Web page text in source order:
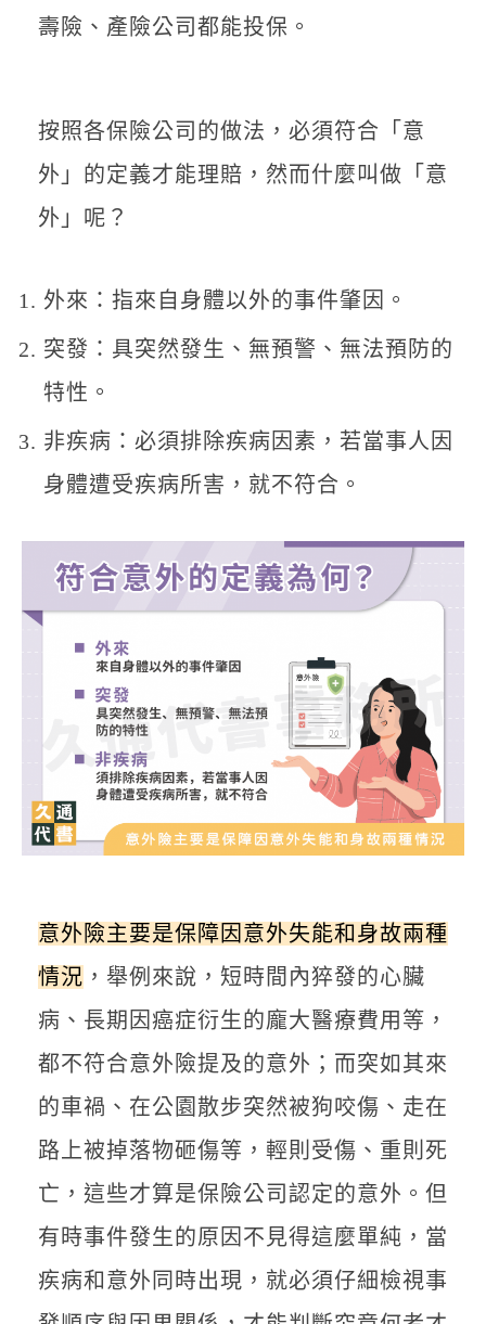
壽險、產險公司都能投保。
按照各保險公司的做法，必須符合「意
外」的定義才能理賠，然而什麼叫做「意
外」呢？
外來：指來自身體以外的事件肇因。
突發：具突然發生、無預警、無法預防的
特性。
非疾病：必須排除疾病因素，若當事人因
身體遭受疾病所害，就不符合。
意外險主要是保障因意外失能和身故兩種
情況 ，舉例來說，短時間內猝發的心臟
病、長期因癌症衍生的龐大醫療費用等，
都不符合意外險提及的意外；而突如其來
的車禍、在公園散步突然被狗咬傷、走在
路上被掉落物砸傷等，輕則受傷、重則死
亡，這些才算是保險公司認定的意外。但
有時事件發生的原因不見得這麼單純，當
疾病和意外同時出現，就必須仔細檢視事